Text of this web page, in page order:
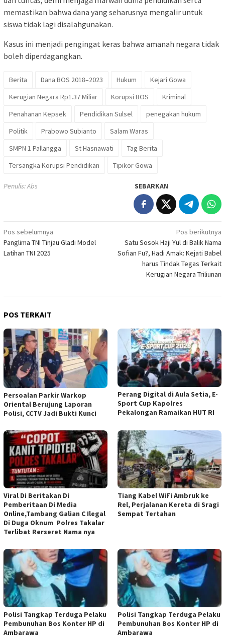
memastikan bahwa dana yang seharusnya mengalir untuk
siswa tidak lagi disalahgunakan.
Kasus ini menjadi pengingat keras bahwa amanah negara tidak
boleh diperdagangkan.
Berita Dana BOS 2018–2023 Hukum
Kejari Gowa
Kerugian Negara Rp1.37 Miliar
Korupsi BOS
Kriminal
Penahanan Kepsek
Pendidikan Sulsel
penegakan hukum
Politik
Prabowo Subianto
Salam Waras
SMPN 1 Pallangga
St Hasnawati
Tag Berita
Tersangka Korupsi Pendidikan
Tipikor Gowa
Penulis: Abs SEBARKAN
Navigasi
pos
Pos sebelumnya
Panglima TNI Tinjau Gladi Model
Latihan TNI 2025
Pos berikutnya
Satu Sosok Haji Yul di Balik Nama
Sofian Fu?, Hadi Amak: Kejati Babel
harus Tindak Tegas Terkait
Kerugian Negara Triliunan
POS TERKAIT
Persoalan Parkir Warkop
Oriental Berujung Laporan
Polisi, CCTV Jadi Bukti Kunci
Perang Digital di Aula Setia, E-
Sport Cup Kapolres
Pekalongan Ramaikan HUT RI
Viral Di Beritakan Di
Pemberitaan Di Media
Online,Tambang Galian C Ilegal
Di Duga Oknum Polres Takalar
Terlibat Rerseret Nama nya
Tiang Kabel WiFi Ambruk ke
Rel, Perjalanan Kereta di Sragi
Sempat Tertahan
Polisi Tangkap Terduga Pelaku
Pembunuhan Bos Konter HP di
Ambarawa
Polisi Tangkap Terduga Pelaku
Pembunuhan Bos Konter HP di
Ambarawa